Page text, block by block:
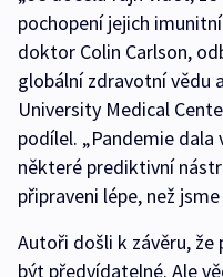
pochopení jejich
doktor Colin Carlson,
globální zdravotní vědu
University Medical
podílel. „Pandemie
některé prediktivní
připraveni lépe, než
Autoři došli k závěru, že
být předvídatelné. Ale